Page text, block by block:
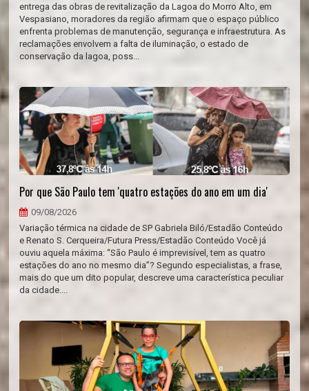
entrega das obras de revitalização da Lagoa do Morro Alto, em
Vespasiano, moradores da região afirmam que o espaço público
enfrenta problemas de manutenção, segurança e infraestrutura. As
reclamações envolvem a falta de iluminação, o estado de
conservação da lagoa, poss...
Por que São Paulo tem 'quatro estações do ano em um dia'
09/08/2026
Variação térmica na cidade de SP Gabriela Biló/Estadão Conteúdo
e Renato S. Cerqueira/Futura Press/Estadão Conteúdo Você já
ouviu aquela máxima: “São Paulo é imprevisível, tem as quatro
estações do ano no mesmo dia”? Segundo especialistas, a frase,
mais do que um dito popular, descreve uma característica peculiar
da cidade....